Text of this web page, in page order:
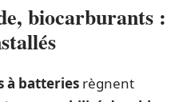
biocarburants :
à batteries règnent